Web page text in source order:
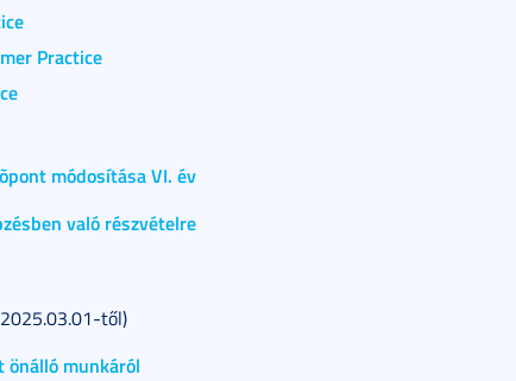
Practice
módosítása VI. év
való részvételre
től)
önálló munkáról